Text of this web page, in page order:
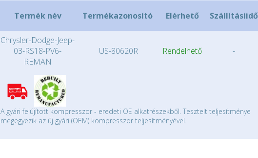
Termék név Termékazonosító Elérhető Szállításiidő
Chrysler-Dodge-Jeep-
03-RS18-PV6-
REMAN
US-80620R Rendelhető -
A gyári felújított kompresszor - eredeti OE alkatrészekből. Tesztelt teljesítménye
megegyezik az új gyári (OEM) kompresszor teljesítményével.